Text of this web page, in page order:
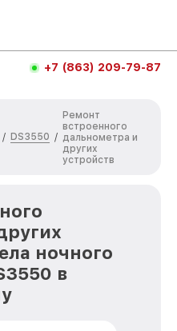
+7 (863) 209-79-87
/ DS3550 /
Ремонт
встроенного
дальнометра и
других
устройств
ночного
в